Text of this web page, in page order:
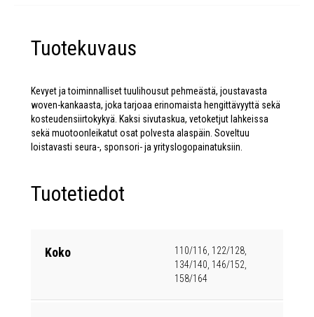
Tuotekuvaus
Kevyet ja toiminnalliset tuulihousut pehmeästä, joustavasta
woven-kankaasta, joka tarjoaa erinomaista hengittävyyttä sekä
kosteudensiirtokykyä. Kaksi sivutaskua, vetoketjut lahkeissa
sekä muotoonleikatut osat polvesta alaspäin. Soveltuu
loistavasti seura-, sponsori- ja yrityslogopainatuksiin.
Tuotetiedot
Koko
110/116, 122/128,
134/140, 146/152,
158/164